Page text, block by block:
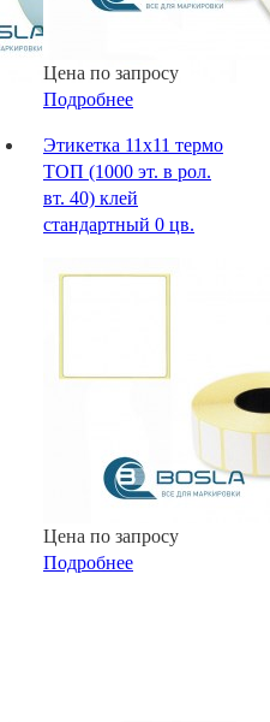
Цена по запросу
Подробнее
Этикетка 11х11 термо
ТОП (1000 эт. в рол.
вт. 40) клей
стандартный 0 цв.
Цена по запросу
Подробнее